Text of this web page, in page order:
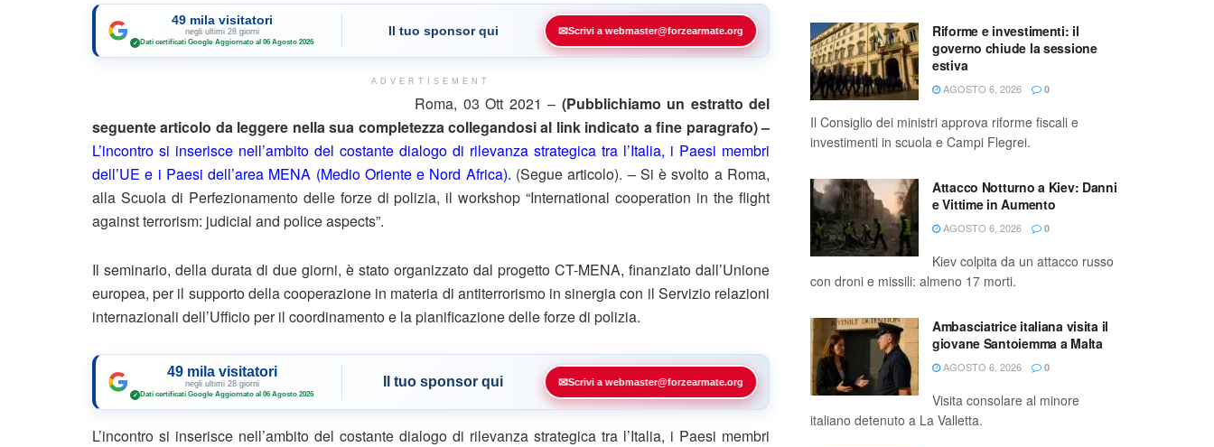
49 mila visitatori
negli ultimi 28 giorni
✓ Dati certificati Google·Aggiornato al 06 Agosto 2026
Il tuo sponsor qui ✉Scrivi a webmaster@forzearmate.org
ADVERTISEMENT
Roma, 03 Ott 2021 – (Pubblichiamo un estratto del
seguente articolo da leggere nella sua completezza collegandosi al link indicato a fine paragrafo) –
L’incontro si inserisce nell’ambito del costante dialogo di rilevanza strategica tra l’Italia, i Paesi membri
dell’UE e i Paesi dell’area MENA (Medio Oriente e Nord Africa). (Segue articolo). – Si è svolto a Roma,
alla Scuola di Perfezionamento delle forze di polizia, il workshop “International cooperation in the flight
against terrorism: judicial and police aspects”.
Il seminario, della durata di due giorni, è stato organizzato dal progetto CT-MENA, finanziato dall’Unione
europea, per il supporto della cooperazione in materia di antiterrorismo in sinergia con il Servizio relazioni
internazionali dell’Ufficio per il coordinamento e la pianificazione delle forze di polizia.
49 mila visitatori
negli ultimi 28 giorni
✓ Dati certificati Google·Aggiornato al 06 Agosto 2026
Il tuo sponsor qui ✉Scrivi a webmaster@forzearmate.org
L’incontro si inserisce nell’ambito del costante dialogo di rilevanza strategica tra l’Italia, i Paesi membri
Riforme e investimenti: il
governo chiude la sessione
estiva
AGOSTO 6, 2026 0
Il Consiglio dei ministri approva riforme fiscali e
investimenti in scuola e Campi Flegrei.
Attacco Notturno a Kiev: Danni
e Vittime in Aumento
AGOSTO 6, 2026 0
Kiev colpita da un attacco russo
con droni e missili: almeno 17 morti.
Ambasciatrice italiana visita il
giovane Santoiemma a Malta
AGOSTO 6, 2026 0
Visita consolare al minore
italiano detenuto a La Valletta.